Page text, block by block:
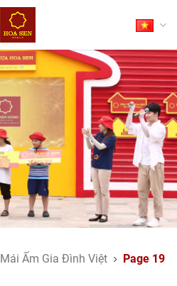
Mái Ấm Gia Đình Việt Page 19